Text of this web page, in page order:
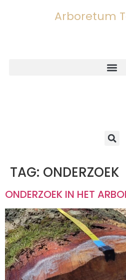
Arboretum
TAG: ONDERZOEK
ONDERZOEK IN HET